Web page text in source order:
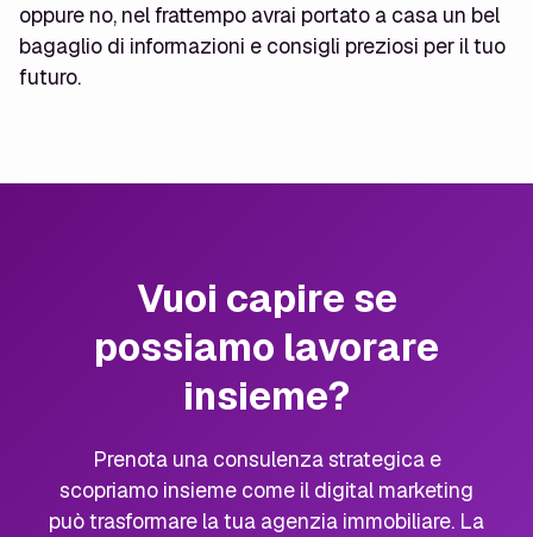
oppure no, nel frattempo avrai portato a casa un bel
bagaglio di informazioni e consigli preziosi per il tuo
futuro.
Vuoi capire se
possiamo lavorare
insieme?
Prenota una consulenza strategica e
scopriamo insieme come il digital marketing
può trasformare la tua agenzia immobiliare. La